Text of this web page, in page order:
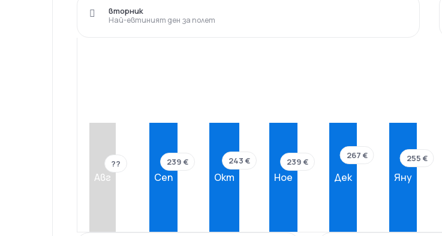
Най-евтиният ден за полет
вторник
Авг
??
Сеп
239 €
Окт
243 €
Ное
239 €
Дек
267 €
Яну
255 €